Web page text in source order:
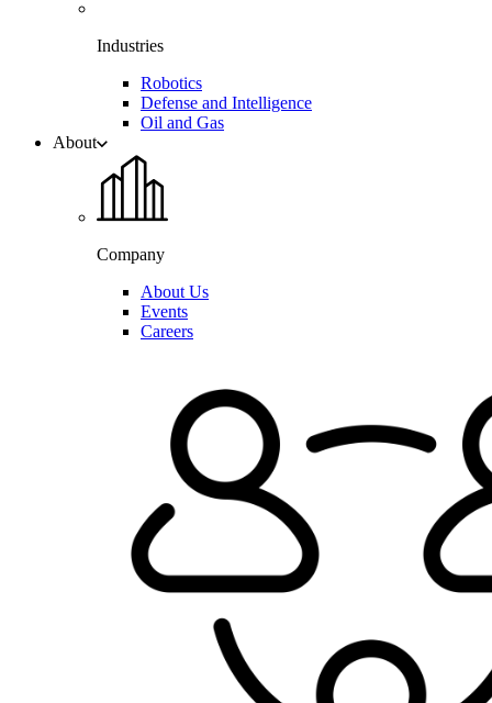
Industries
Robotics
Defense and Intelligence
Oil and Gas
About
Company
About Us
Events
Careers